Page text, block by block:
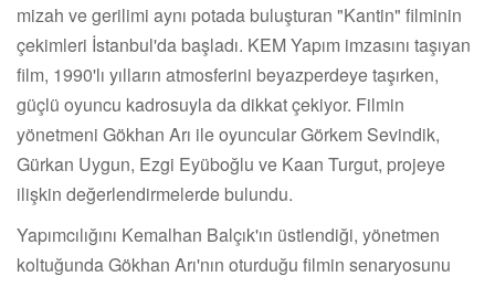
mizah ve gerilimi aynı potada buluşturan "Kantin" filminin
çekimleri İstanbul'da başladı. KEM Yapım imzasını taşıyan
film, 1990'lı yılların atmosferini beyazperdeye taşırken,
güçlü oyuncu kadrosuyla da dikkat çekiyor. Filmin
yönetmeni Gökhan Arı ile oyuncular Görkem Sevindik,
Gürkan Uygun, Ezgi Eyüboğlu ve Kaan Turgut, projeye
ilişkin değerlendirmelerde bulundu.
Yapımcılığını Kemalhan Balçık'ın üstlendiği, yönetmen
koltuğunda Gökhan Arı'nın oturduğu filmin senaryosunu